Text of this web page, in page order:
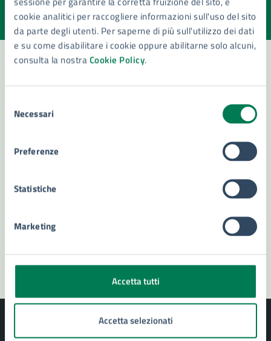
cookie analitici per raccogliere informazioni sull'uso del sito
da parte degli utenti. Per saperne di più sull'utilizzo dei dati
e su come disabilitare i cookie oppure abilitarne solo alcuni,
consulta la nostraCookie Policy.
delNecessari
Preferenze
Statistiche
Marketing
Accetta tutti
Accetta selezionati
Valuta la chiarezza delle informazioni (da 1 a 5 stelle)
Seleziona il numero di stelle per valutare la chiarezza delle
Valuta 5 stelle su 5
Valuta 4 stelle su 5
Valuta 3 stelle su 5
Valuta 2 stelle su 5
Valuta 1 stelle su 5
Leggi le domande frequenti
Prenota appuntamento
Problemi in città